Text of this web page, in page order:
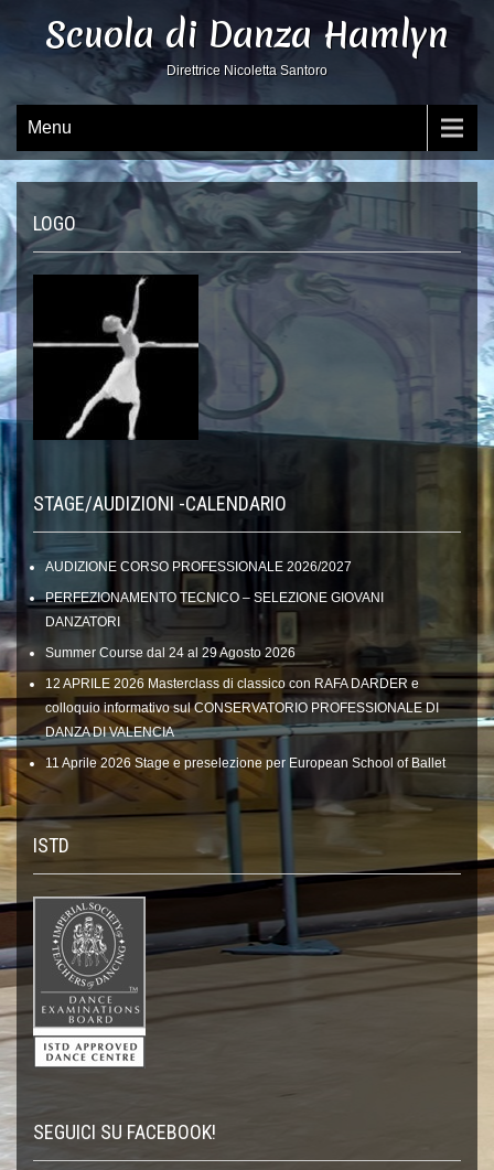
Scuola di Danza Hamlyn
Direttrice Nicoletta Santoro
Menu
LOGO
STAGE/AUDIZIONI -CALENDARIO
AUDIZIONE CORSO PROFESSIONALE 2026/2027
PERFEZIONAMENTO TECNICO – SELEZIONE GIOVANI
DANZATORI
Summer Course dal 24 al 29 Agosto 2026
12 APRILE 2026 Masterclass di classico con RAFA DARDER e
colloquio informativo sul CONSERVATORIO PROFESSIONALE DI
DANZA DI VALENCIA
11 Aprile 2026 Stage e preselezione per European School of Ballet
ISTD
SEGUICI SU FACEBOOK!